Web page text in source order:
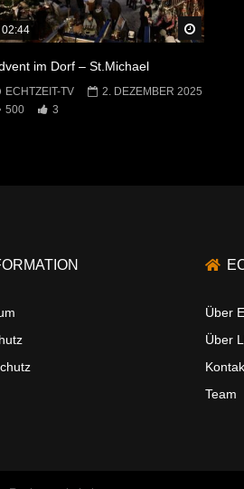
Ansehen Später
02:44
im Dorf – St.Michael
ECHTZEIT-TV
2. DEZEMBER 2025
500
3
Über
Über
Team